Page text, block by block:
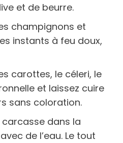
et de beurre.
champignons et
instants à feu doux,
carottes, le céleri, le
et laissez cuire
sans coloration.
carcasse dans la
de l’eau. Le tout